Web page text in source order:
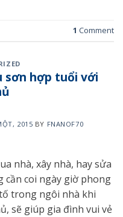
1 Comment
sơn hợp tuổi với
2015 BY FNANOF70
nhà, xây nhà, hay sửa
cần coi ngày giờ phong
trong ngôi nhà khi
sẽ giúp gia đình vui vẻ